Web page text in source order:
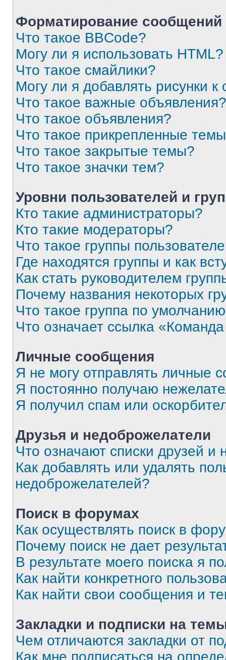
Форматирование
Что такое BBCode?
Могу ли я использовать HTML?
Что такое смайлики?
Могу ли я добавлять рисунки
Что такое важные объявления?
Что такое объявления?
Что такое прикрепленные
Что такое закрытые темы?
Что такое значки тем?
Уровни пользователей и
Кто такие администраторы?
Кто такие модераторы?
Что такое группы
Где находятся группы и как
Как стать руководителем
Почему названия некоторых
Что такое группа по
Что означает ссылка
Личные сообщения
Я не могу отправлять личные
Я постоянно получаю
Я получил спам или
Друзья и недоброжелатели
Что означают списки друзей и
Как добавлять или удалять
недоброжелателей?
Поиск в форумах
Как осуществлять поиск в
Почему поиск не дает
В результате моего поиска я
Как найти конкретного
Как найти свои сообщения и
Закладки и подписки на
Чем отличаются закладки от
Как мне подписаться на